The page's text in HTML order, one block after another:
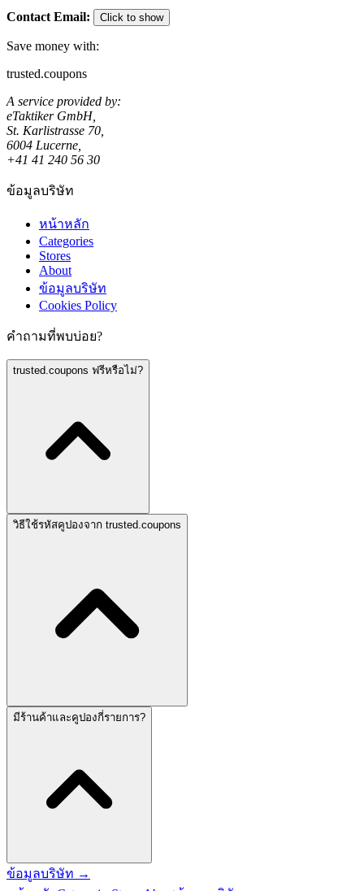
Contact Email: Click to show
Save money with:
trusted.coupons
A service provided by:
eTaktiker GmbH,
St. Karlistrasse 70,
6004 Lucerne,
+41 41 240 56 30
ข้อมูลบริษัท
หน้าหลัก
Categories
Stores
About
ข้อมูลบริษัท
Cookies Policy
คำถามที่พบบ่อย?
trusted.coupons ฟรีหรือไม่?
วิธีใช้รหัสคูปองจาก trusted.coupons
มีร้านค้าและคูปองกี่รายการ?
ข้อมูลบริษัท →